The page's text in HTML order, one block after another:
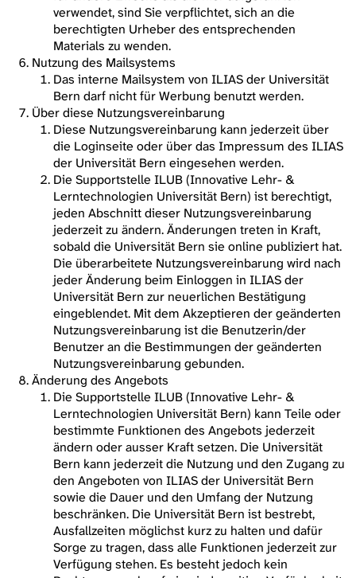
verwendet, sind Sie verpflichtet, sich an die
berechtigten Urheber des entsprechenden
Materials zu wenden.
Nutzung des Mailsystems
Das interne Mailsystem von ILIAS der Universität
Bern darf nicht für Werbung benutzt werden.
Über diese Nutzungsvereinbarung
Diese Nutzungsvereinbarung kann jederzeit über
die Loginseite oder über das Impressum des ILIAS
der Universität Bern eingesehen werden.
Die Supportstelle ILUB (Innovative Lehr- &
Lerntechnologien Universität Bern) ist berechtigt,
jeden Abschnitt dieser Nutzungsvereinbarung
jederzeit zu ändern. Änderungen treten in Kraft,
sobald die Universität Bern sie online publiziert hat.
Die überarbeitete Nutzungsvereinbarung wird nach
jeder Änderung beim Einloggen in ILIAS der
Universität Bern zur neuerlichen Bestätigung
eingeblendet. Mit dem Akzeptieren der geänderten
Nutzungsvereinbarung ist die Benutzerin/der
Benutzer an die Bestimmungen der geänderten
Nutzungsvereinbarung gebunden.
Änderung des Angebots
Die Supportstelle ILUB (Innovative Lehr- &
Lerntechnologien Universität Bern) kann Teile oder
bestimmte Funktionen des Angebots jederzeit
ändern oder ausser Kraft setzen. Die Universität
Bern kann jederzeit die Nutzung und den Zugang zu
den Angeboten von ILIAS der Universität Bern
sowie die Dauer und den Umfang der Nutzung
beschränken. Die Universität Bern ist bestrebt,
Ausfallzeiten möglichst kurz zu halten und dafür
Sorge zu tragen, dass alle Funktionen jederzeit zur
Verfügung stehen. Es besteht jedoch kein